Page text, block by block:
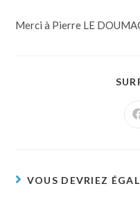
Merci à Pierre LE
VOUS DEVRIEZ